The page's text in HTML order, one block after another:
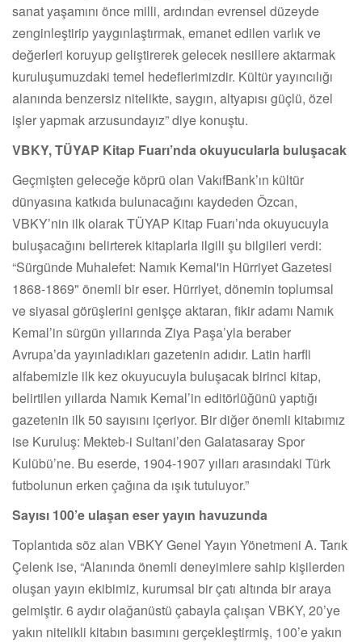
sanat yaşamını önce milli, ardından evrensel düzeyde
zenginleştirip yaygınlaştırmak, emanet edilen varlık ve
değerleri koruyup geliştirerek gelecek nesillere aktarmak
kuruluşumuzdaki temel hedeflerimizdir. Kültür yayıncılığı
alanında benzersiz nitelikte, saygın, altyapısı güçlü, özel
işler yapmak arzusundayız” diye konuştu.
VBKY, TÜYAP Kitap Fuarı’nda okuyucularla buluşacak
Geçmişten geleceğe köprü olan VakıfBank’ın kültür
dünyasına katkıda bulunacağını kaydeden Özcan,
VBKY’nin ilk olarak TÜYAP Kitap Fuarı’nda okuyucuyla
buluşacağını belirterek kitaplarla ilgili şu bilgileri verdi:
“Sürgünde Muhalefet: Namık Kemal'in Hürriyet Gazetesi
1868-1869" önemli bir eser. Hürriyet, dönemin toplumsal
ve siyasal görüşlerini genişçe aktaran, fikir adamı Namık
Kemal’in sürgün yıllarında Ziya Paşa’yla beraber
Avrupa’da yayınladıkları gazetenin adıdır. Latin harfli
alfabemizle ilk kez okuyucuyla buluşacak birinci kitap,
belirtilen yıllarda Namık Kemal’in editörlüğünü yaptığı
gazetenin ilk 50 sayısını içeriyor. Bir diğer önemli kitabımız
ise Kuruluş: Mekteb-i Sultani’den Galatasaray Spor
Kulübü’ne. Bu eserde, 1904-1907 yılları arasındaki Türk
futbolunun erken çağına da ışık tutuluyor.”
Sayısı 100’e ulaşan eser yayın havuzunda
Toplantıda söz alan VBKY Genel Yayın Yönetmeni A. Tarık
Çelenk ise, “Alanında önemli deneyimlere sahip kişilerden
oluşan yayın ekibimiz, kurumsal bir çatı altında bir araya
gelmiştir. 6 aydır olağanüstü çabayla çalışan VBKY, 20’ye
yakın nitelikli kitabın basımını gerçekleştirmiş, 100’e yakın